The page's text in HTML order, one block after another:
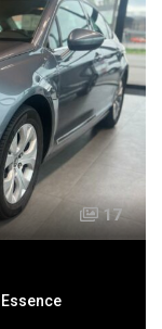
17
Essence